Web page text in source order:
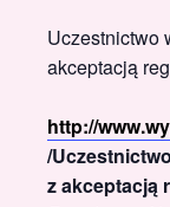
Uczestnictwo
akceptacją
http://
/
z akceptacją